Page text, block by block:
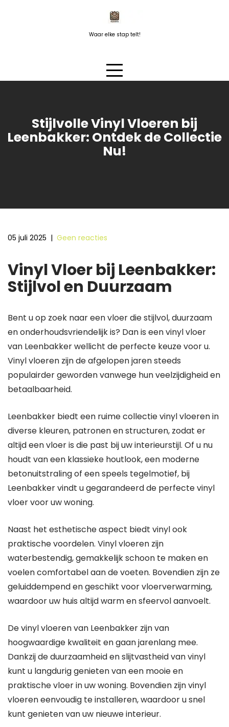
Waar elke stap telt!
Stijlvolle Vinyl Vloeren bij
Leenbakker: Ontdek de Collectie
Nu!
05 juli 2025 | Geen reacties
Vinyl Vloer bij Leenbakker:
Stijlvol en Duurzaam
Bent u op zoek naar een vloer die stijlvol, duurzaam
en onderhoudsvriendelijk is? Dan is een vinyl vloer
van Leenbakker wellicht de perfecte keuze voor u.
Vinyl vloeren zijn de afgelopen jaren steeds
populairder geworden vanwege hun veelzijdigheid en
betaalbaarheid.
Leenbakker biedt een ruime collectie vinyl vloeren in
diverse kleuren, patronen en structuren, zodat er
altijd een vloer is die past bij uw interieurstijl. Of u nu
houdt van een klassieke houtlook, een moderne
betonuitstraling of een speels tegelmotief, bij
Leenbakker vindt u gegarandeerd de perfecte vinyl
vloer voor uw woning.
Naast het esthetische aspect biedt vinyl ook
praktische voordelen. Vinyl vloeren zijn
waterbestendig, gemakkelijk schoon te maken en
voelen comfortabel aan de voeten. Bovendien zijn ze
geluiddempend en geschikt voor vloerverwarming,
waardoor uw huis altijd warm en sfeervol aanvoelt.
De vinyl vloeren van Leenbakker zijn van
hoogwaardige kwaliteit en gaan jarenlang mee.
Dankzij de duurzaamheid en slijtvastheid van vinyl
kunt u langdurig genieten van een mooie en
praktische vloer in uw woning. Bovendien zijn vinyl
vloeren eenvoudig te installeren, waardoor u snel
kunt genieten van uw nieuwe interieur.